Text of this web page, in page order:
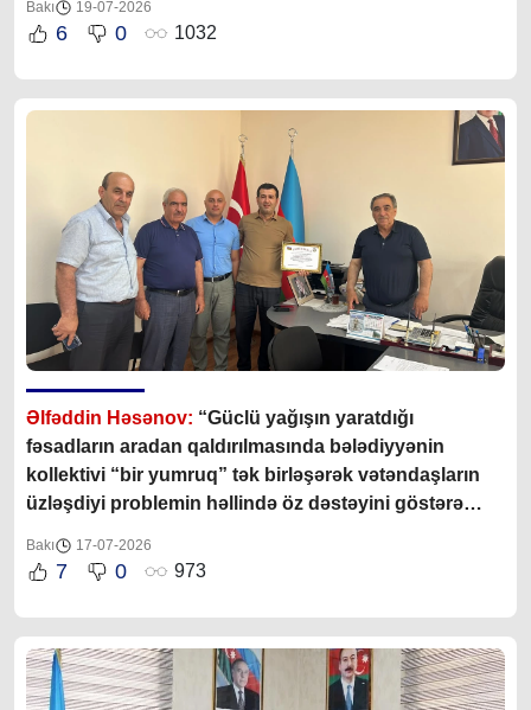
Bakı 19-07-2026
6 0 1032
Əlfəddin Həsənov: “Güclü yağışın yaratdığı
fəsadların aradan qaldırılmasında bələdiyyənin
kollektivi “bir yumruq” tək birləşərək vətəndaşların
üzləşdiyi problemin həllində öz dəstəyini göstərə
Bakı 17-07-2026
7 0 973